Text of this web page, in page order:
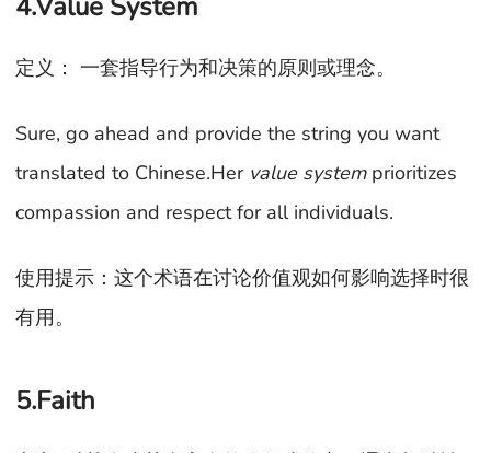
定义： 一套指导行为和决策的原则或理念。
Sure, go ahead and provide the string you want
translated to Chinese.Her value systemprioritizes
compassion and respect for all individuals.
使用提示：这个术语在讨论价值观如何影响选择时很
有用。
5.Faith